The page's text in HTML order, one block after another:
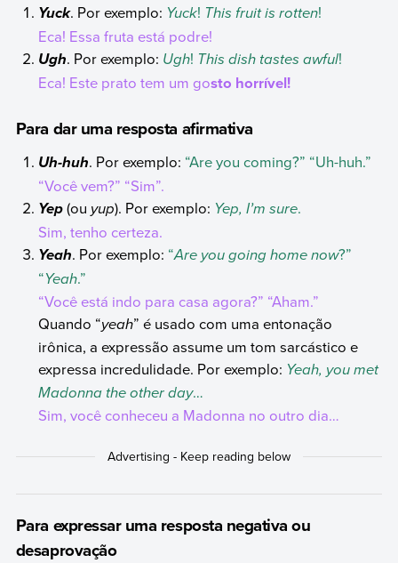
Yuck. Por exemplo: Yuck! This fruit is rotten!
Eca! Essa fruta está podre!
Ugh. Por exemplo: Ugh! This dish tastes awful!
Eca! Este prato tem um gosto horrível!
Para dar uma resposta afirmativa
Uh-huh. Por exemplo: “Are you coming?” “Uh-huh.”
“Você vem?” “Sim”.
Yep (ou yup). Por exemplo: Yep, I’m sure.
Sim, tenho certeza.
Yeah. Por exemplo: “Are you going home now?”
“Yeah.”
“Você está indo para casa agora?” “Aham.”
Quando “yeah” é usado com uma entonação
irônica, a expressão assume um tom sarcástico e
expressa incredulidade. Por exemplo: Yeah, you met
Madonna the other day…
Sim, você conheceu a Madonna no outro dia…
Para expressar uma resposta negativa ou
desaprovação